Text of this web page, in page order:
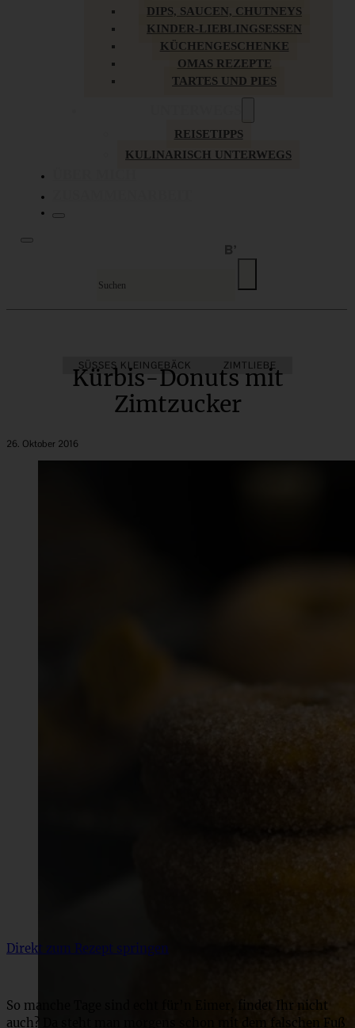
DIPS, SAUCEN, CHUTNEYS
KINDER-LIEBLINGSESSEN
KÜCHENGESCHENKE
OMAS REZEPTE
TARTES UND PIES
REISETIPPS
KULINARISCH UNTERWEGS
SÜSSES KLEINGEBÄCK ZIMTLIEBE
Kürbis-Donuts mit
Zimtzucker
26. Oktober 2016
Direkt zum Rezept springen
So manche Tage sind echt für’n Eimer, findet Ihr nicht
auch? Da steht man morgens schon mit dem falschen Fuß